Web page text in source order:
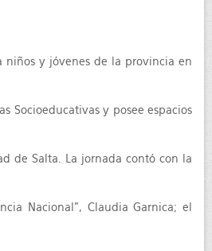
niños y jóvenes de la provincia en
Socioeducativas y posee espacios
de Salta. La jornada contó con la
Nacional”, Claudia Garnica; el